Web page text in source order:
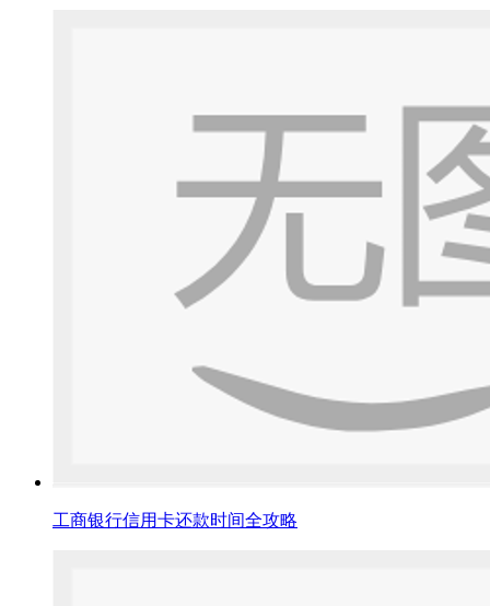
工商银行信用卡还款时间全攻略